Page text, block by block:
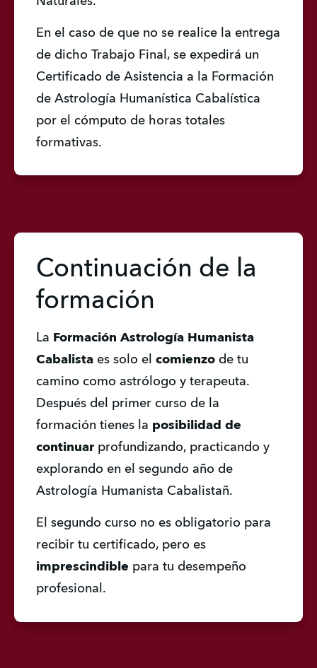
En el caso de que no se realice la entrega
de dicho Trabajo Final, se expedirá un
Certificado de Asistencia a la Formación
de Astrología Humanística Cabalística
por el cómputo de horas totales
formativas.
Continuación de la
formación
La Formación Astrología Humanista
Cabalista es solo el comienzo de tu
camino como astrólogo y terapeuta.
Después del primer curso de la
formación tienes la posibilidad de
continuar profundizando, practicando y
explorando en el segundo año de
Astrología Humanista Cabalistañ.
El segundo curso no es obligatorio para
recibir tu certificado, pero es
imprescindible para tu desempeño
profesional.